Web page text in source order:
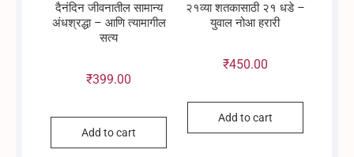
दैनंदिन जीवनातील सामान्य
अंधश्रद्धा – आणि त्यामागील
सत्य
₹399.00
Add to cart
२१व्या शतकासाठी २१ धडे –
युवाल नोआ हरारी
₹450.00
Add to cart